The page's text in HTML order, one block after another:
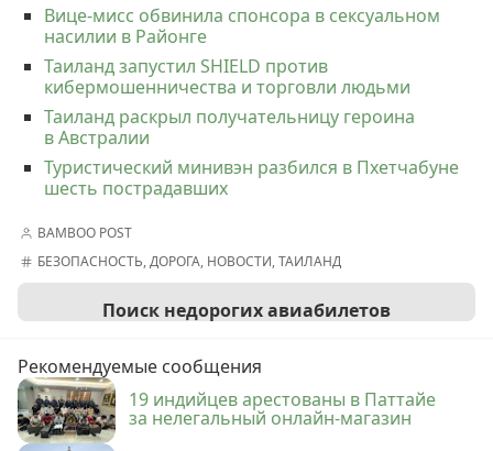
Вице-мисс обвинила спонсора в сексуальном
насилии в Районге
Таиланд запустил SHIELD против
кибермошенничества и торговли людьми
Таиланд раскрыл получательницу героина
в Австралии
Туристический минивэн разбился в Пхетчабуне
шесть пострадавших
BAMBOO POST
БЕЗОПАСНОСТЬ,ДОРОГА, НОВОСТИ,ТАИЛАНД
Поиск недорогих авиабилетов
Рекомендуемые сообщения
19 индийцев арестованы в Паттайе
за нелегальный онлайн-магазин